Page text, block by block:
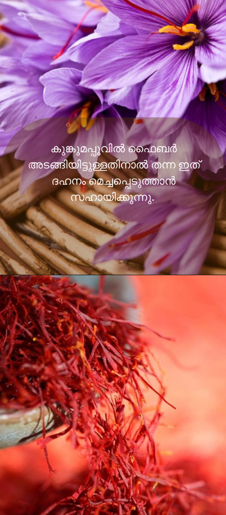
കുങ്കുമപ്പൂവില്‍ ഫൈബര്‍
അടങ്ങിയിട്ടുള്ളതിനാല്‍ തന്ന ഇത്
ദഹനം മെച്ചപ്പെടുത്താന്‍
സഹായിക്കുന്നു.